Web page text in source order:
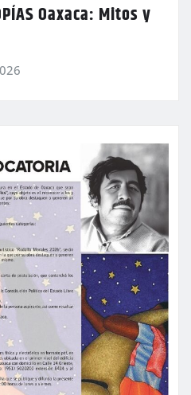
Oaxaca: Mitos y